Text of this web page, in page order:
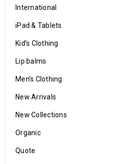
International
iPad & Tablets
Kid’s Clothing
Lip balms
Men’s Clothing
New Arrivals
New Collections
Organic
Quote